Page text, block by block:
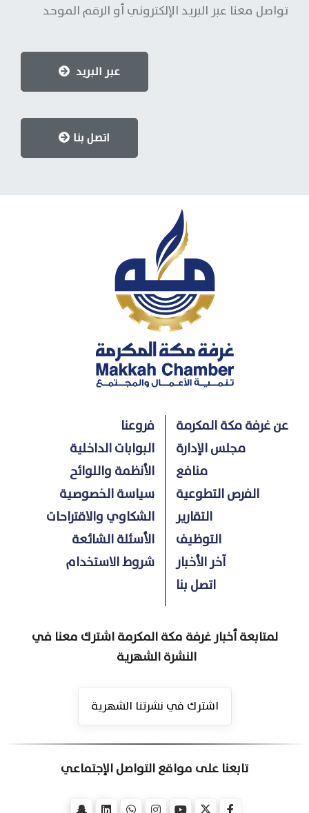
تواصل معنا عبر البريد الإلكتروني أو الرقم الموحد
عبر البريد
اتصل بنا
عن غرفة مكة المكرمة
مجلس الإدارة
منافع
الفرص التطوعية
التقارير
التوظيف
آخر الأخبار
اتصل بنا
فروعنا
البوابات الداخلية
الأنظمة واللوائح
سياسة الخصوصية
الشكاوي والاقتراحات
الأسئلة الشائعة
شروط الاستخدام
لمتابعة أخبار غرفة مكة المكرمة اشترك معنا في
النشرة الشهرية
اشترك في نشرتنا الشهرية
تابعنا على مواقع التواصل الإجتماعي